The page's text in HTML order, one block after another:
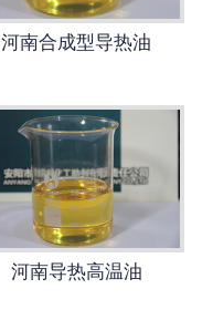
河南合成型导热油
河南导热高温油